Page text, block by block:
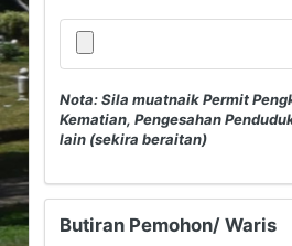
Nota: Sila muatnaik Permit
Kematian, Pengesahan
lain (sekira beraitan)
Butiran Pemohon/ Waris